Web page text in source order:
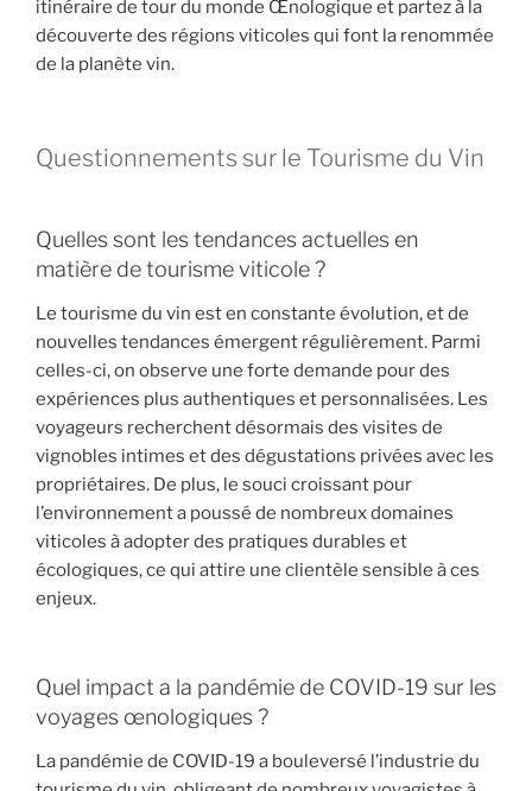
itinéraire de tour du monde Œnologique et partez à la
découverte des régions viticoles qui font la renommée
de la planète vin.
Questionnements sur le Tourisme du Vin
Quelles sont les tendances actuelles en
matière de tourisme viticole ?
Le tourisme du vin est en constante évolution, et de
nouvelles tendances émergent régulièrement. Parmi
celles-ci, on observe une forte demande pour des
expériences plus authentiques et personnalisées. Les
voyageurs recherchent désormais des visites de
vignobles intimes et des dégustations privées avec les
propriétaires. De plus, le souci croissant pour
l’environnement a poussé de nombreux domaines
viticoles à adopter des pratiques durables et
écologiques, ce qui attire une clientèle sensible à ces
enjeux.
Quel impact a la pandémie de COVID-19 sur les
voyages œnologiques ?
La pandémie de COVID-19 a bouleversé l’industrie du